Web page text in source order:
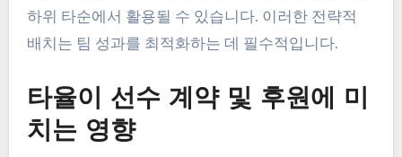
하위 타순에서 활용될 수 있습니다. 이러한 전략적
배치는 팀 성과를 최적화하는 데 필수적입니다.
타율이 선수 계약 및 후원에 미
치는 영향